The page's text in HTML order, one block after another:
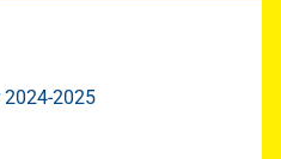
2024-2025